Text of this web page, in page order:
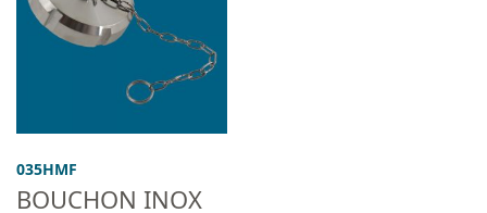
035HMF
BOUCHON INOX